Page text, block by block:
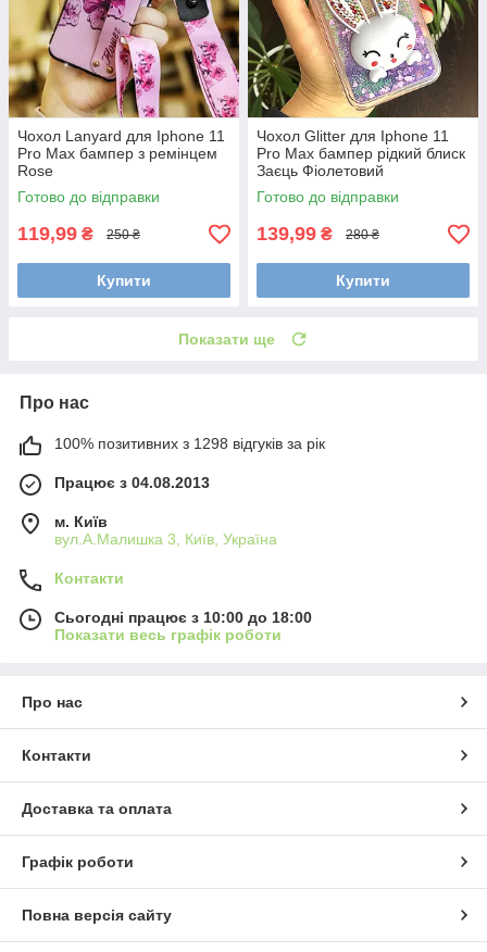
Чохол Lanyard для Iphone 11
Pro Max бампер з ремінцем
Rose
Готово до відправки
119,99 ₴ 250 ₴
Купити
Чохол Glitter для Iphone 11
Pro Max бампер рідкий блиск
Заєць Фіолетовий
Готово до відправки
139,99 ₴ 280 ₴
Купити
Показати ще
Про нас
100% позитивних з 1298 відгуків за рік
Працює з 04.08.2013
м. Київ
вул.А.Малишка 3, Київ, Україна
Контакти
Сьогодні працює з 10:00 до 18:00
Показати весь графік роботи
Про нас
Контакти
Доставка та оплата
Графік роботи
Повна версія сайту